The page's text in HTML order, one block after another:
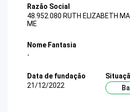
Razão Social
48.952.080 RUTH ELIZABETH
ME
Nome Fantasia
-
Data de fundação
21/12/2022